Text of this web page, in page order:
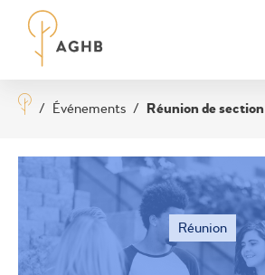
/ Événements / Réunion de section
Réunion